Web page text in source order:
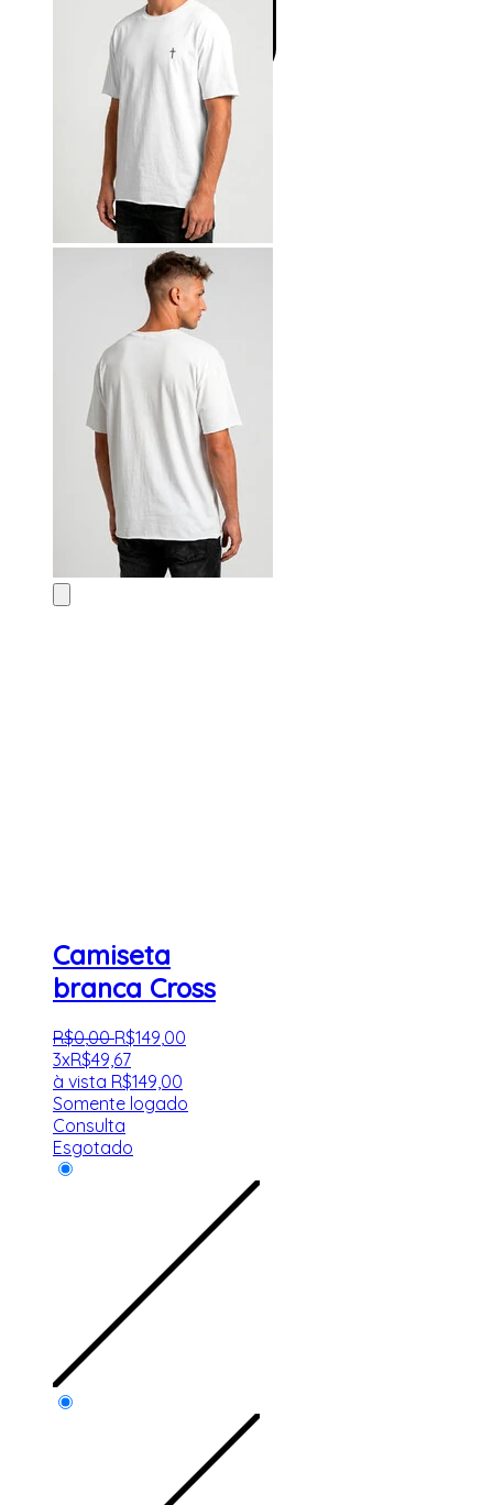
Camiseta
branca Cross
R$0,00 R$149 00
3xR$49,67
à vista R$149,00
Somente logado
Consulta
Esgotado